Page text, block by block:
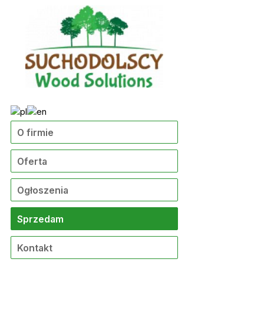
O firmie
Oferta
Ogłoszenia
Sprzedam
Kontakt